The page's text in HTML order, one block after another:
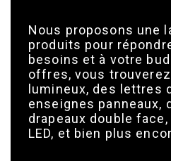
Nous proposons une
produits pour
besoins et à votre
offres, vous
lumineux, des lettres
enseignes panneaux,
drapeaux double
LED, et bien plus